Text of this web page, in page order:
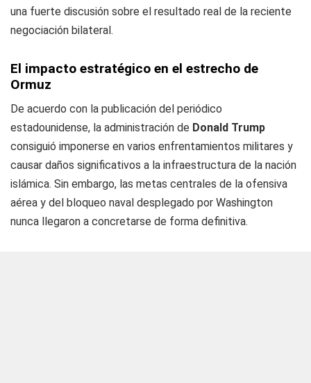
una fuerte discusión sobre el resultado real de la reciente
negociación bilateral.
El impacto estratégico en el estrecho de
Ormuz
De acuerdo con la publicación del periódico
estadounidense, la administración de Donald Trump
consiguió imponerse en varios enfrentamientos militares y
causar daños significativos a la infraestructura de la nación
islámica. Sin embargo, las metas centrales de la ofensiva
aérea y del bloqueo naval desplegado por Washington
nunca llegaron a concretarse de forma definitiva.